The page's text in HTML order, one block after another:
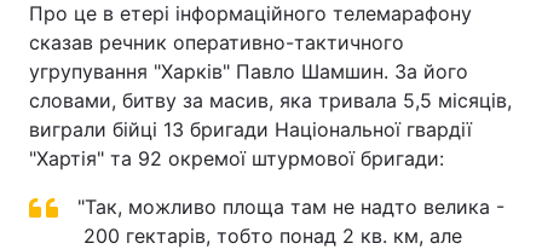
Про це в етері інформаційного телемарафону
сказав речник оперативно-тактичного
угрупування "Харків" Павло Шамшин. За його
словами, битву за масив, яка тривала 5,5 місяців,
виграли бійці 13 бригади Національної гвардії
"Хартія" та 92 окремої штурмової бригади:
"Так, можливо площа там не надто велика -
200 гектарів, тобто понад 2 кв. км, але